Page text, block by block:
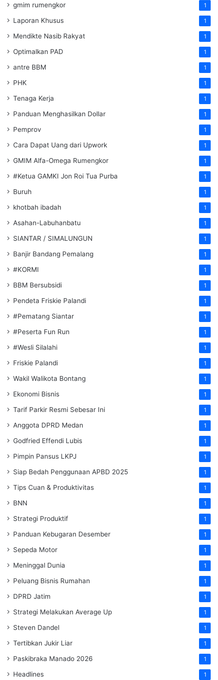
gmim rumengkor 1
Laporan Khusus 1
Mendikte Nasib Rakyat 1
Optimalkan PAD 1
antre BBM 1
PHK 1
Tenaga Kerja 1
Panduan Menghasilkan Dollar 1
Pemprov 1
Cara Dapat Uang dari Upwork 1
GMIM Alfa-Omega Rumengkor 1
#Ketua GAMKI Jon Roi Tua Purba 1
Buruh 1
khotbah ibadah 1
Asahan-Labuhanbatu 1
SIANTAR / SIMALUNGUN 1
Banjir Bandang Pemalang 1
#KORMI 1
BBM Bersubsidi 1
Pendeta Friskie Palandi 1
#Pematang Siantar 1
#Peserta Fun Run 1
#Wesli Silalahi 1
Friskie Palandi 1
Wakil Walikota Bontang 1
Ekonomi Bisnis 1
Tarif Parkir Resmi Sebesar Ini 1
Anggota DPRD Medan 1
Godfried Effendi Lubis 1
Pimpin Pansus LKPJ 1
Siap Bedah Penggunaan APBD 2025 1
Tips Cuan & Produktivitas 1
BNN 1
Strategi Produktif 1
Panduan Kebugaran Desember 1
Sepeda Motor 1
Meninggal Dunia 1
Peluang Bisnis Rumahan 1
DPRD Jatim 1
Strategi Melakukan Average Up 1
Steven Dandel 1
Tertibkan Jukir Liar 1
Paskibraka Manado 2026 1
Headlines 1